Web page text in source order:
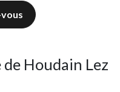
Houdain Lez